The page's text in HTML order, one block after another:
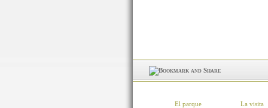
El parque La visita